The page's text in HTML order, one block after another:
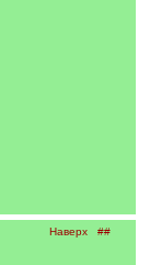
Наверх ##